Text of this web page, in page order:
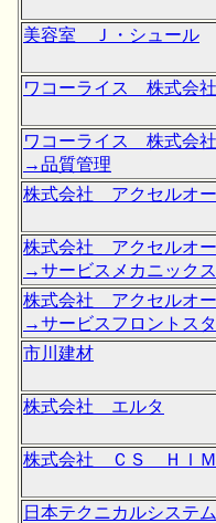
美容室 Ｊ・シュール
ワコーライス 株式会社
ワコーライス 株式会社
→品質管理
株式会社 アクセルオー
株式会社 アクセルオー
→サービスメカニック
株式会社 アクセルオー
→サービスフロントス
市川建材
株式会社 エルタ
株式会社 ＣＳ ＨＩＭ
日本テクニカルシステ